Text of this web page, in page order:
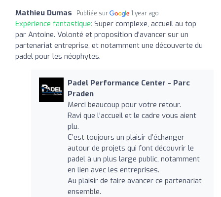
Mathieu Dumas Publiée sur 1 year ago
Expérience fantastique: Super complexe, accueil au top
par Antoine. Volonté et proposition d'avancer sur un
partenariat entreprise, et notamment une découverte du
padel pour les néophytes.
Padel Performance Center - Parc
Praden
Merci beaucoup pour votre retour.
Ravi que l’accueil et le cadre vous aient
plu.
C’est toujours un plaisir d’échanger
autour de projets qui font découvrir le
padel à un plus large public, notamment
en lien avec les entreprises.
Au plaisir de faire avancer ce partenariat
ensemble.